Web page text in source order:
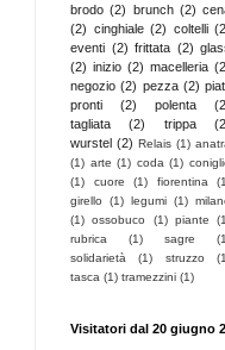
brodo (2) brunch (2)
(2) cinghiale (2) coltelli
eventi (2) frittata (2)
(2) inizio (2) macelleria
negozio (2) pezza (2)
pronti
(2) polenta
tagliata
(2) trippa
wurstel (2) Relais (1)
(1) arte (1) coda (1)
(1)
cuore (1) fiorentina
girello
(1) legumi (1)
(1) ossobuco (1) piante
rubrica
(1) sagre
solidarietà
(1) struzzo
tasca (1) tramezzini (1)
Visitatori dal 20 giugno